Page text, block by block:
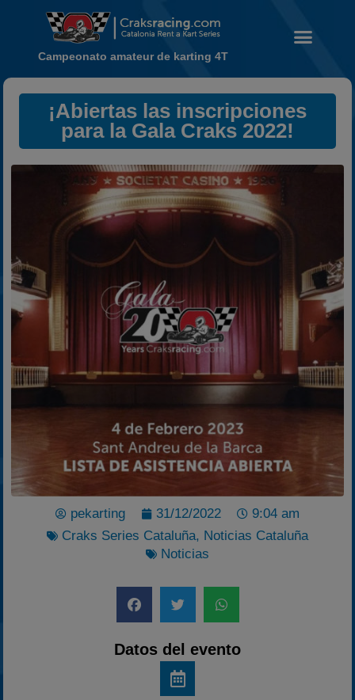
Calendario
Temporada 2026
Carreras finalizadas
Campeonato
Temporada 2026
2020-2021
2022
2023
2024
2025
Preguntas Frecuentes
Campeonato amateur de karting 4T
¡Abiertas las inscripciones
para la Gala Craks 2022!
pekarting 31/12/2022
9:04 am
Craks Series Cataluña, Noticias Cataluña
Noticias
Datos del evento